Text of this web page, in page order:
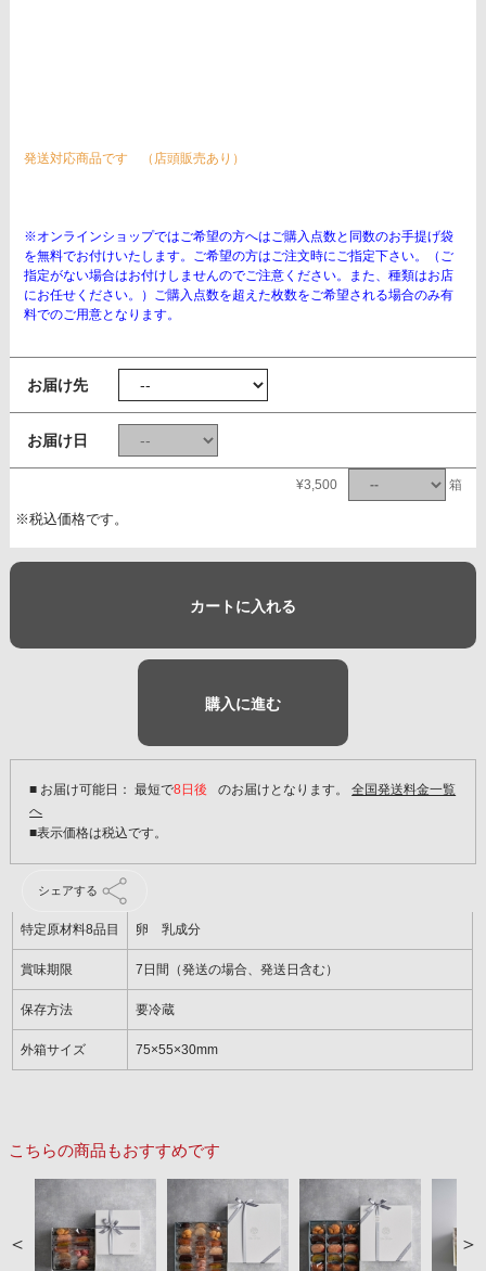
発送対応商品です （店頭販売あり）
※オンラインショップではご希望の方へはご購入点数と同数のお手提げ袋
を無料でお付けいたします。ご希望の方はご注文時にご指定下さい。（ご
指定がない場合はお付けしませんのでご注意ください。また、種類はお店
にお任せください。）ご購入点数を超えた枚数をご希望される場合のみ有
料でのご用意となります。
お届け先
お届け日
¥3,500 箱
※税込価格です。
カートに入れる
購入に進む
■ お届け可能日： 最短で8日後 のお届けとなります。
全国発送料金一覧
へ
シェアする
特定原材料8品目 卵 乳成分
賞味期限 7日間（発送の場合、発送日含む）
保存方法 要冷蔵
外箱サイズ 75×55×30mm
こちらの商品もおすすめです